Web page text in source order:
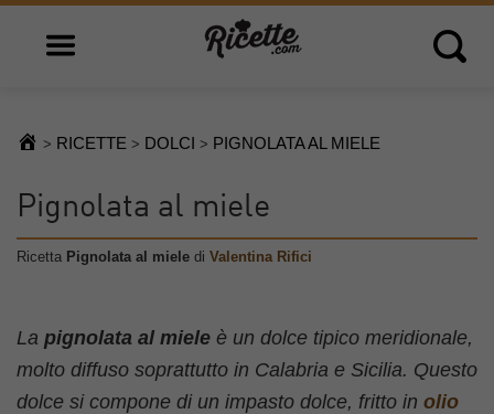
Open main menu Open
> RICETTE > DOLCI > PIGNOLATA AL MIELE
Pignolata al miele
Ricetta Pignolata al miele di Valentina Rifici
La pignolata al miele è un dolce tipico meridionale,
molto diffuso soprattutto in Calabria e Sicilia. Questo
dolce si compone di un impasto dolce, fritto in olio